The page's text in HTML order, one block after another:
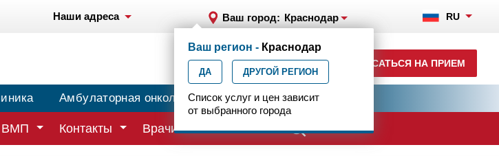
Наши адреса Ваш город: Краснодар RU
+7 (861) 200-83-22
ежедн. 8.00-00.00
ЗАПИСАТЬСЯ НА ПРИЕМ
Ваш регион - Краснодар
ДА ДРУГОЙ РЕГИОН
Список услуг и цен зависит
от выбранного города
Амбулаторная онкология Центр эпилептологии
ВМП Контакты Врачи